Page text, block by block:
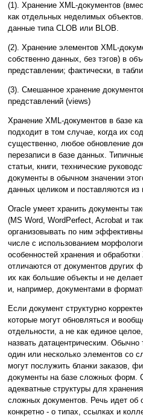
(1). Хранение XML-документов
как отдельных неделимых
данные типа CLOB или BLOB.
(2). Хранение элементов XML-
собственно данных, без тэгов) в
представлении; фактически, в
(3). Смешанное хранение
представлений (views)
Хранение XML-документов в базе
подходит в том случае, когда их
существенно, любое обновление
перезаписи в базе данных.
статьи, книги, технические
документы в обычном значении
данных целиком и поставляются из
Oracle умеет хранить документы
(MS Word, WordPerfect, Acrobat и
организовывать по ним
числе с использованием
особенностей хранения и
отличаются от документов других
их как большие объекты и не
и, например, документами в
Если документ структурно
которые могут обновляться и
отдельности, а не как единое
назвать датацентрическим.
один или несколько элементов со
могут послужить бланки заказов,
документы на базе сложных форм.
адекватные структуры для
сложных документов. Речь идет об
конкретно - о типах, ссылках и